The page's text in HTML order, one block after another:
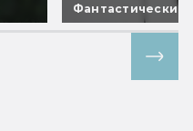
Фантастические